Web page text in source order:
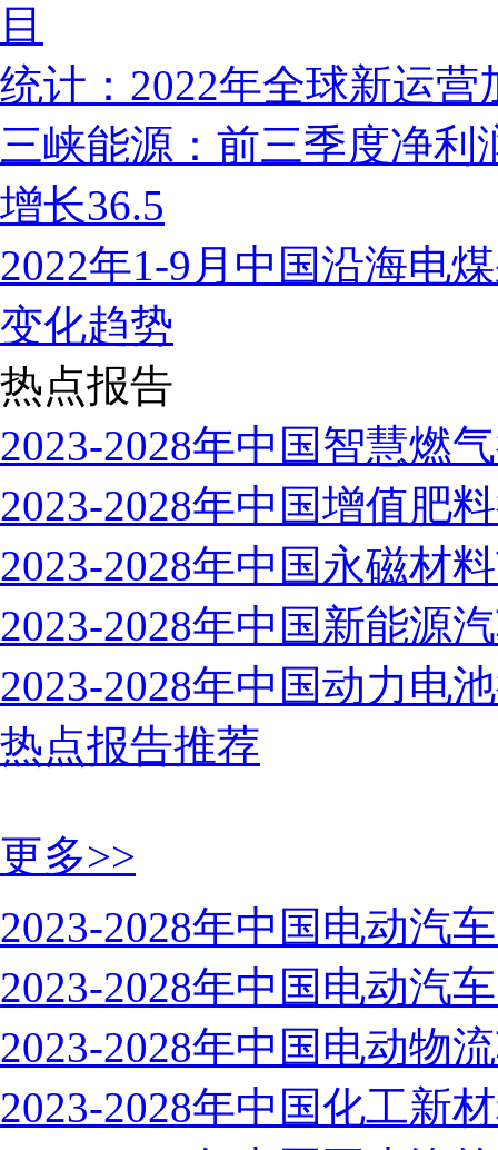
目
统计：2022年全球新运营
三峡能源：前三季度净利
增长36.5
2022年1-9月中国沿海电
变化趋势
热点报告
2023-2028年中国智慧燃
2023-2028年中国增值肥
2023-2028年中国永磁材
2023-2028年中国新能源
2023-2028年中国动力电
热点报告推荐
更多>>
2023-2028年中国电动汽
2023-2028年中国电动汽
2023-2028年中国电动物
2023-2028年中国化工新